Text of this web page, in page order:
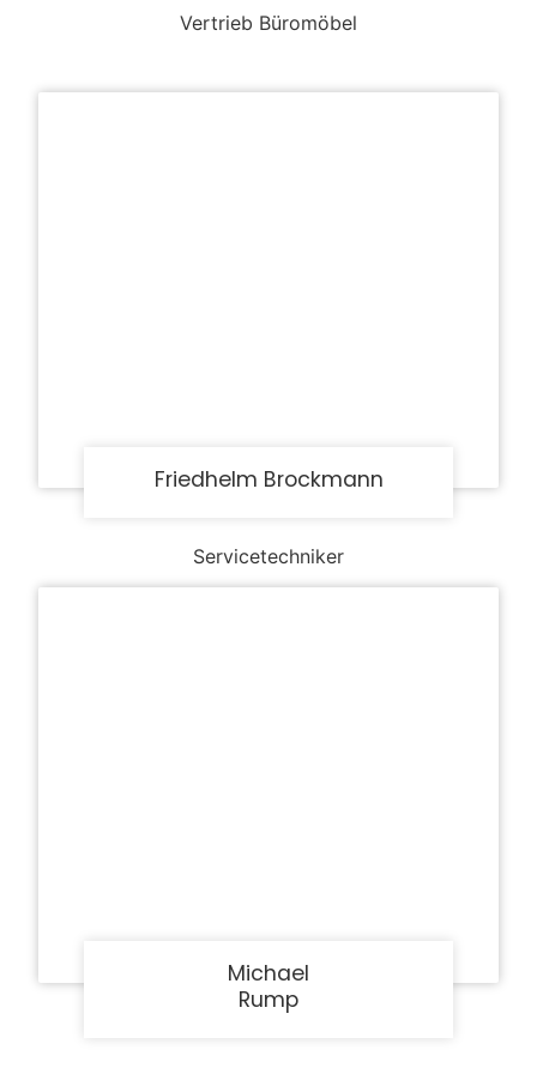
Vertrieb Büromöbel
Friedhelm Brockmann
Servicetechniker
Michael
Rump